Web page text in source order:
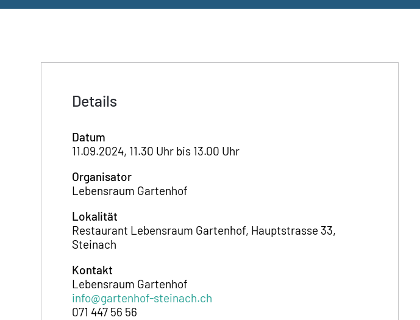
Details
Datum
11.09.2024, 11.30 Uhr bis 13.00 Uhr
Organisator
Lebensraum Gartenhof
Lokalität
Restaurant Lebensraum Gartenhof, Hauptstrasse 33,
Steinach
Kontakt
Lebensraum Gartenhof
info@gartenhof-steinach.ch
071 447 56 56